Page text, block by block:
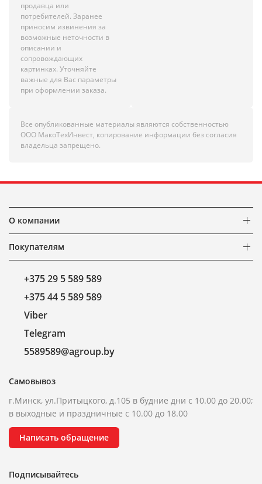
продавца или
потребителей. Заранее
приносим извинения за
возможные неточности в
описании и
сопровождающих
картинках. Уточняйте
важные для Вас параметры
при оформлении заказа.
Все опубликованные материалы являются собственностью
ООО МакоТехИнвест, копирование информации без согласия
владельца запрещено.
О компании
Покупателям
+375 29 5 589 589
+375 44 5 589 589
Viber
Telegram
5589589@agroup.by
Самовывоз
г.Минск, ул.Притыцкого, д.105 в будние дни с 10.00 до 20.00;
в выходные и праздничные с 10.00 до 18.00
Написать обращение
Подписывайтесь